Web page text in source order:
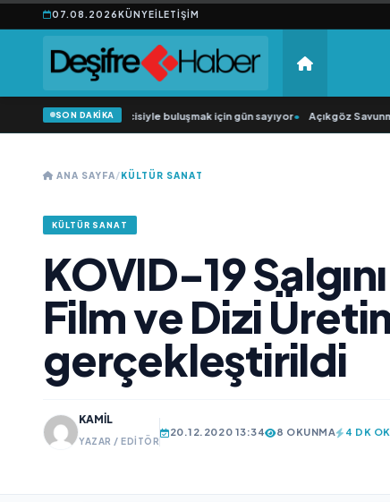
07.08.2026KÜNYEİLETIŞIM
SON DAKİKA
Şarkıcısı” seyircisiyle buluşmak için gün sayıyor• Açıkgöz Savunma
ANA SAYFA/KÜLTÜR SANAT
KÜLTÜR SANAT
KOVID-19
Film ve Dizi
gerçekleştirildi
KAMIL
YAZAR / EDITÖR
20.12.2020 13:34 8 OKUNMA 4 DK